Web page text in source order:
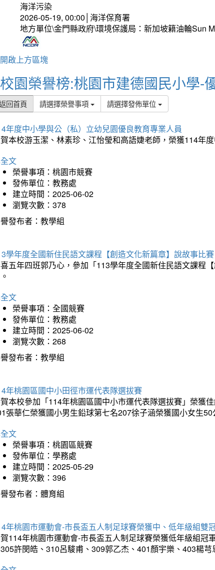
海洋污染
2026-05-19, 00:00│海洋保育署
地方單位\金門縣政府\環境保護局：新加坡籍油輪Sun
開啟上方區塊
校園榮譽榜:桃園市建德國民小學-
回首頁 請選擇榮譽事項 請選擇發佈單位
年度中小學與公（私）立幼兒園優良教育專業人員
本校游玉潔、林素珍、江怡瑩和高語婕老師，榮獲114年
文
榮譽事項：桃園市競賽
發佈單位：教務處
建立時間：2025-06-02
瀏覽次數：378
發布者：教學組
學年度全國新住民語文課程【創造文化新篇章】說故事比賽
五年四班郭乃心，參加「113學年度全國新住民語文課程
文
榮譽事項：全國競賽
發佈單位：教務處
建立時間：2025-06-02
瀏覽次數：268
發布者：教學組
年桃園區國中小田徑市運代表隊選拔賽
本校參加「114年桃園區國中小市運代表隊選拔賽」榮獲
張華仁榮獲國小男生鉛球第七名207徐子涵榮獲國小女生
文
榮譽事項：桃園區競賽
發佈單位：學務處
建立時間：2025-05-29
瀏覽次數：396
發布者：體育組
年桃園市運動會-市長盃五人制足球賽榮獲中、低年級組雙
114年桃園市運動會-市長盃五人制足球賽榮獲低年級組
許閔皓、310呂駿甫、309郭乙杰、401顏宇樂、403楊